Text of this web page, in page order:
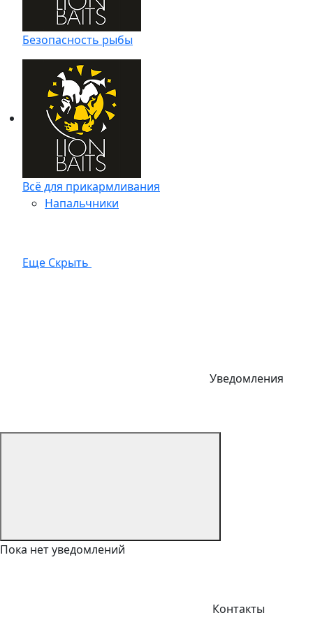
Безопасность рыбы
Всё для прикармливания
Напальчники
Еще Скрыть
Уведомления
Пока нет уведомлений
Контакты